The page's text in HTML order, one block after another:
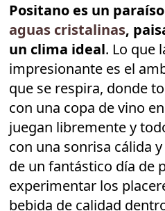
Positano es un
aguas cristalinas,
un clima ideal. Lo que
impresionante es el
que se respira, donde
con una copa de vino
juegan libremente y
con una sonrisa cálida
de un fantástico día de
experimentar los
bebida de calidad